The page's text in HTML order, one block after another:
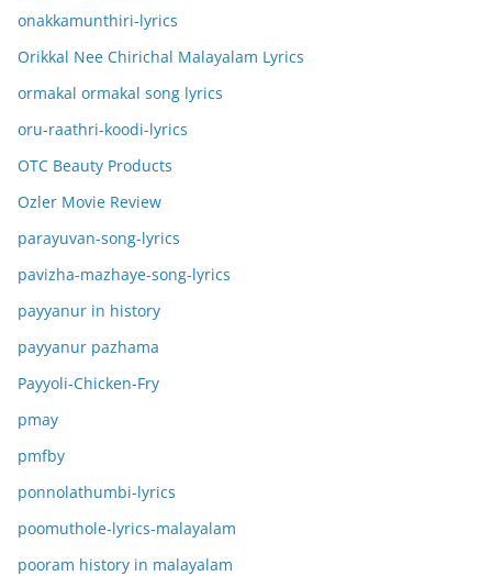
onakkamunthiri-lyrics
Orikkal Nee Chirichal Malayalam Lyrics
ormakal ormakal song lyrics
oru-raathri-koodi-lyrics
OTC Beauty Products
Ozler Movie Review
parayuvan-song-lyrics
pavizha-mazhaye-song-lyrics
payyanur in history
payyanur pazhama
Payyoli-Chicken-Fry
pmay
pmfby
ponnolathumbi-lyrics
poomuthole-lyrics-malayalam
pooram history in malayalam